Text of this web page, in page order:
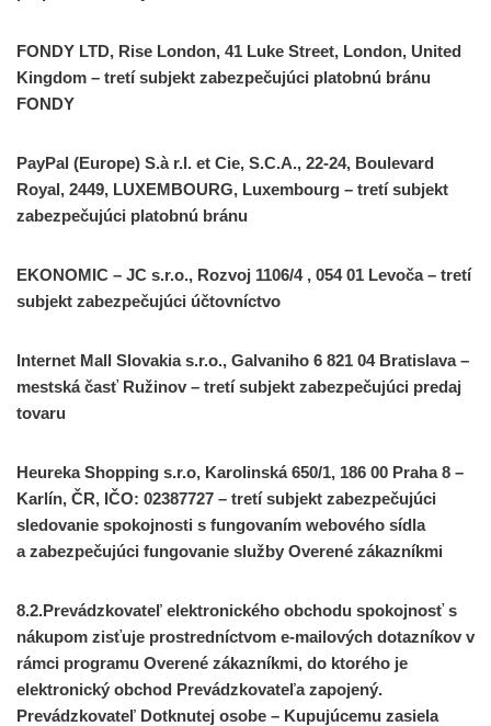
FONDY LTD, Rise London, 41 Luke Street, London, United
Kingdom – tretí subjekt zabezpečujúci platobnú bránu
FONDY
PayPal (Europe) S.à r.l. et Cie, S.C.A., 22-24, Boulevard
Royal, 2449, LUXEMBOURG, Luxembourg – tretí subjekt
zabezpečujúci platobnú bránu
EKONOMIC – JC s.r.o., Rozvoj 1106/4 , 054 01 Levoča – tretí
subjekt zabezpečujúci účtovníctvo
Internet Mall Slovakia s.r.o., Galvaniho 6 821 04 Bratislava –
mestská časť Ružinov – tretí subjekt zabezpečujúci predaj
tovaru
Heureka Shopping s.r.o, Karolinská 650/1, 186 00 Praha 8 –
Karlín, ČR, IČO: 02387727 – tretí subjekt zabezpečujúci
sledovanie spokojnosti s fungovaním webového sídla
a zabezpečujúci fungovanie služby Overené zákazníkmi
8.2.Prevádzkovateľ elektronického obchodu spokojnosť s
nákupom zisťuje prostredníctvom e-mailových dotazníkov v
rámci programu Overené zákazníkmi, do ktorého je
elektronický obchod Prevádzkovateľa zapojený.
Prevádzkovateľ Dotknutej osobe – Kupujúcemu zasiela